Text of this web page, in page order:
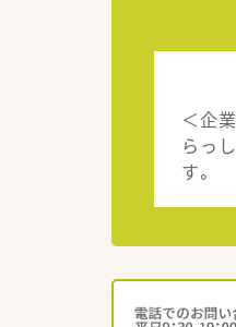
＜企
らっ
す。